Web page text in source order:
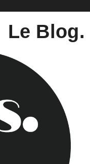
Le Blog.